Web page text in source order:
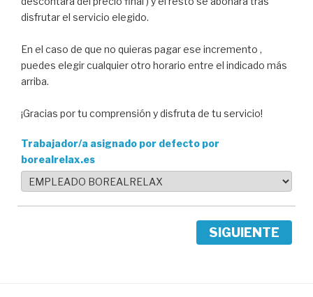
disfrutar el servicio elegido.
En el caso de que no quieras pagar ese incremento ,
puedes elegir cualquier otro horario entre el indicado más
arriba.
¡Gracias por tu comprensión y disfruta de tu servicio!
Trabajador/a asignado por defecto por
borealrelax.es
SIGUIENTE